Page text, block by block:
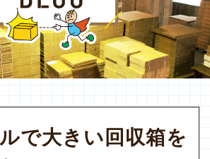
で大きい回収箱を